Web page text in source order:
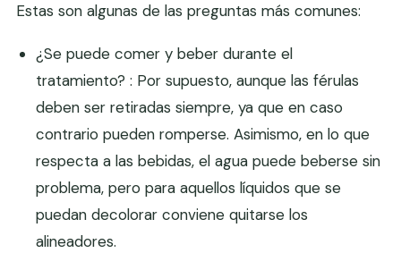
Estas son algunas de las preguntas más comunes:
¿Se puede comer y beber durante el
tratamiento? : Por supuesto, aunque las férulas
deben ser retiradas siempre, ya que en caso
contrario pueden romperse. Asimismo, en lo que
respecta a las bebidas, el agua puede beberse sin
problema, pero para aquellos líquidos que se
puedan decolorar conviene quitarse los
alineadores.